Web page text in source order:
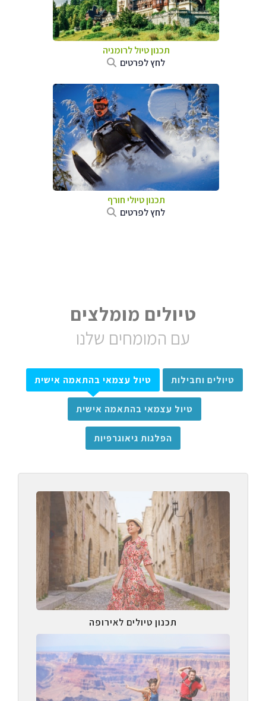
תכנון טיול לרומניה
לחץ לפרטים
תכנון טיולי חורף
לחץ לפרטים
טיולים מומלצים
עם המומחים שלנו
טיולים וחבילות טיול עצמאי בהתאמה אישית
טיול עצמאי בהתאמה אישית
הפלגות גיאוגרפיות
תכנון טיולים לאירופה